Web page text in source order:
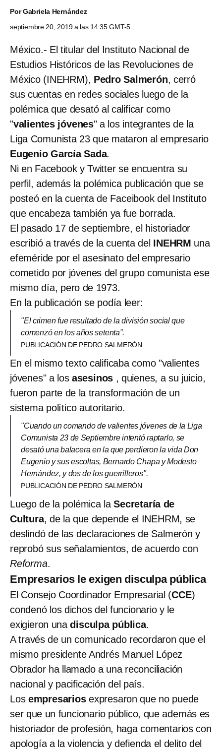
PorGabriela Hernández
septiembre 20, 2019 a las 14:35 GMT-5
México.- El titular del Instituto Nacional de
Estudios Históricos de las Revoluciones de
México (INEHRM), Pedro Salmerón, cerró
sus cuentas en redes sociales luego de la
polémica que desató al calificar como
"valientes jóvenes" a los integrantes de la
Liga Comunista 23 que mataron al empresario
Eugenio García Sada.
Ni en Facebook y Twitter se encuentra su
perfil, además la polémica publicación que se
posteó en la cuenta de Faceibook del Instituto
que encabeza también ya fue borrada.
El pasado 17 de septiembre, el historiador
escribió a través de la cuenta del INEHRM una
efeméride por el asesinato del empresario
cometido por jóvenes del grupo comunista ese
mismo día, pero de 1973.
En la publicación se podía leer:
"El crimen fue resultado de la división social que
comenzó en los años setenta”.
PUBLICACIÓN DE PEDRO SALMERÓN
En el mismo texto calificaba como "valientes
jóvenes" a losasesinos , quienes, a su juicio,
fueron parte de la transformación de un
sistema político autoritario.
"Cuando un comando de valientes jóvenes de la Liga
Comunista 23 de Septiembre intentó raptarlo, se
desató una balacera en la que perdieron la vida Don
Eugenio y sus escoltas, Bernardo Chapa y Modesto
Hernández, y dos de los guerrilleros".
PUBLICACIÓN DE PEDRO SALMERÓN
Luego de la polémica laSecretaría de
Cultura, de la que depende el INEHRM, se
deslindó de las declaraciones de Salmerón y
reprobó sus señalamientos, de acuerdo con
Reforma.
Empresarios le exigen disculpa pública
El Consejo Coordinador Empresarial (CCE)
condenó los dichos del funcionario y le
exigieron unadisculpa pública.
A través de un comunicado recordaron que el
mismo presidente Andrés Manuel López
Obrador ha llamado a una reconciliación
nacional y pacificación del país.
Los empresariosexpresaron que no puede
ser que un funcionario público, que además es
historiador de profesión, haga comentarios con
apología a la violencia y defienda el delito del